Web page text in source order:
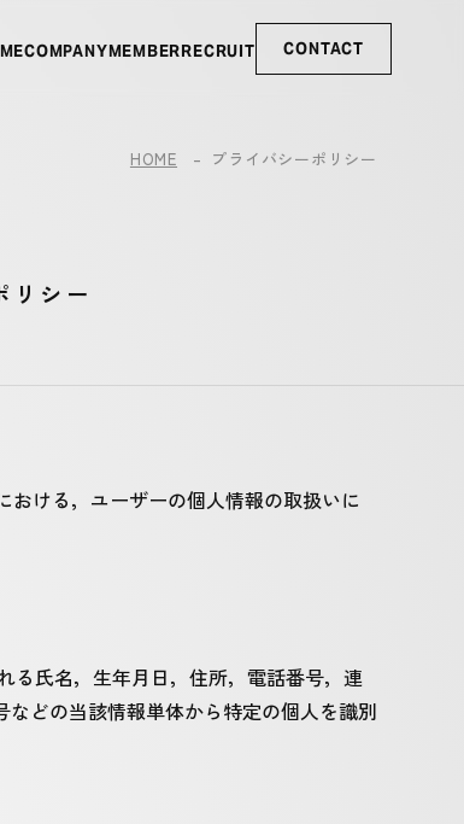
COMPANYMEMBERRECRUIT CONTACT
HOME プライバシーポリシー
リシー
における，ユーザーの個人情報の取扱いに
る氏名，生年月日，住所，電話番号，連
どの当該情報単体から特定の個人を識別